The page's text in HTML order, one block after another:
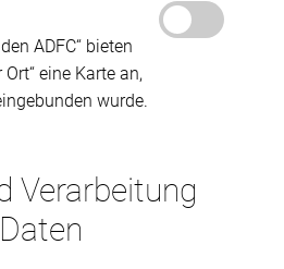
ADFC“ bieten
eine Karte an,
wurde.
Verarbeitung